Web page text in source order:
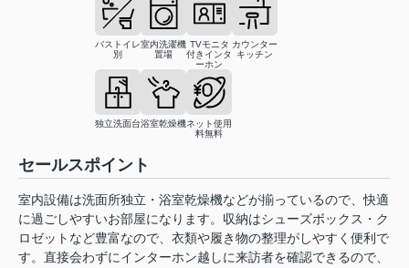
バストイレ
別
室内洗濯機
置場
TVモニタ
付きインタ
ーホン
カウンター
キッチン
独立洗面台浴室乾燥機ネット使用
料無料
セールスポイント
室内設備は洗面所独立・浴室乾燥機などが揃っているので、快適
に過ごしやすいお部屋になります。収納はシューズボックス・ク
ロゼットなど豊富なので、衣類や履き物の整理がしやすく便利で
す。直接会わずにインターホン越しに来訪者を確認できるので、